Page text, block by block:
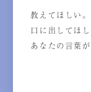
教えてほしい。
口に出してほし
あなたの言葉が